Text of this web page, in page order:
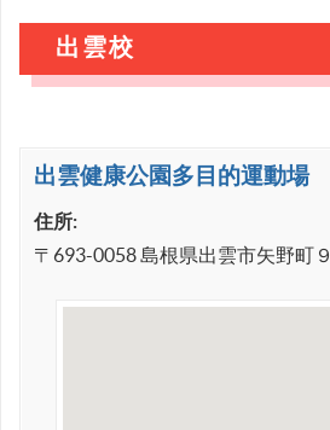
出雲校
出雲健康公園多目的運動場
住所:
〒693-0058 島根県出雲市矢野町